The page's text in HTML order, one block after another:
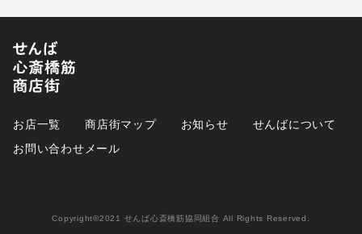
お店一覧 商店街マップ お知らせ
せんばについて
お問い合わせメール
Copyright©2021 せんば心斎橋筋協同組合 All Rights Reserved.